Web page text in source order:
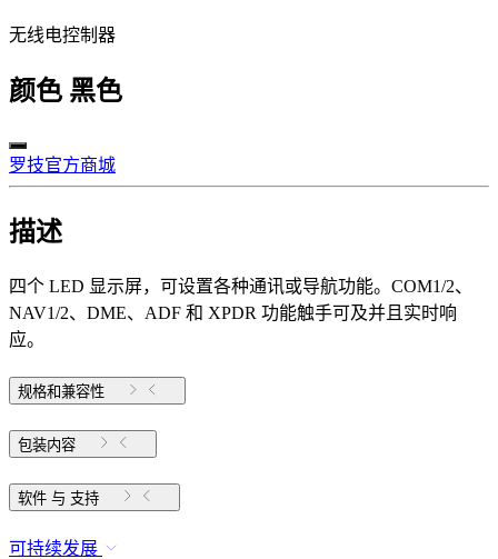
无线电控制器
颜色 黑色
罗技官方商城
描述
四个 LED 显示屏，可设置各种通讯或导航功能。COM1/2、
NAV1/2、DME、ADF 和 XPDR 功能触手可及并且实时响
应。
规格和兼容性
包装内容
软件 与 支持
可持续发展